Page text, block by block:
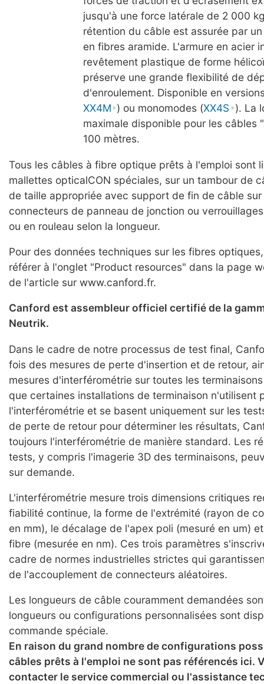
jusqu'à une force latérale de 2 000
rétention du câble est assurée par
en fibres aramide. L'armure en acier
revêtement plastique de forme
préserve une grande flexibilité de
d'enroulement. Disponible en
XX4M ) ou monomodes (XX4S ). La
maximale disponible pour les câbles
100 mètres.
Tous les câbles à fibre optique prêts à l'emploi sont
mallettes opticalCON spéciales, sur un tambour de
de taille appropriée avec support de fin de câble sur
connecteurs de panneau de jonction ou
ou en rouleau selon la longueur.
Pour des données techniques sur les fibres
référer à l'onglet "Product resources" dans la page
de l'article sur www.canford.fr.
Canford est assembleur officiel certifié de la
Neutrik.
Dans le cadre de notre processus de test final,
fois des mesures de perte d'insertion et de retour,
mesures d'interférométrie sur toutes les
que certaines installations de terminaison n'utilisent
l'interférométrie et se basent uniquement sur les
de perte de retour pour déterminer les résultats,
toujours l'interférométrie de manière standard. Les
tests, y compris l'imagerie 3D des terminaisons,
sur demande.
L'interférométrie mesure trois dimensions critiques
fiabilité continue, la forme de l'extrémité (rayon de
en mm), le décalage de l'apex poli (mesuré en um)
fibre (mesurée en nm). Ces trois paramètres
cadre de normes industrielles strictes qui
de l'accouplement de connecteurs aléatoires.
Les longueurs de câble couramment demandées
longueurs ou configurations personnalisées sont
commande spéciale.
En raison du grand nombre de configurations
câbles prêts à l'emploi ne sont pas référencés ici.
contacter le service commercial ou l'assistance